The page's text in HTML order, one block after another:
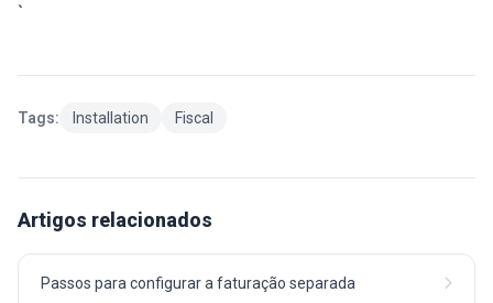
`
Tags: Installation Fiscal
Artigos relacionados
Passos para configurar a faturação separada